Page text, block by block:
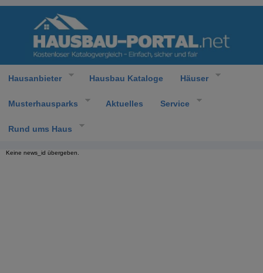
Hausanbieter Hausbau Kataloge Häuser
Musterhausparks Aktuelles Service
Rund ums Haus
Keine news_id übergeben.